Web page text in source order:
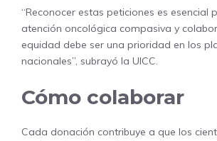
“Reconocer estas peticiones es esencial
atención oncológica compasiva y
equidad debe ser una prioridad en los
nacionales”, subrayó la UICC.
Cómo colaborar
Cada donación contribuye a que los